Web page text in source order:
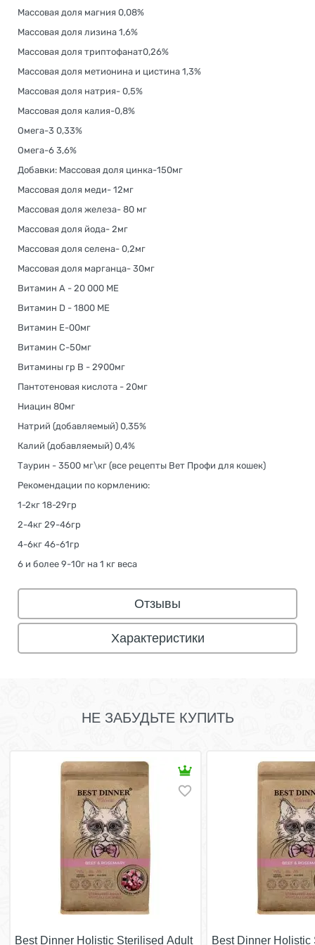
Массовая доля магния 0,08%
Массовая доля лизина 1,6%
Массовая доля триптофанат0,26%
Массовая доля метионина и цистина 1,3%
Массовая доля натрия- 0,5%
Массовая доля калия-0,8%
Омега-3 0,33%
Омега-6 3,6%
Добавки: Массовая доля цинка-150мг
Массовая доля меди- 12мг
Массовая доля железа- 80 мг
Массовая доля йода- 2мг
Массовая доля селена- 0,2мг
Массовая доля марганца- 30мг
Витамин А - 20 000 МЕ
Витамин D - 1800 МЕ
Витамин Е-00мг
Витамин С-50мг
Витамины гр В - 2900мг
Пантотеновая кислота - 20мг
Ниацин 80мг
Натрий (добавляемый) 0,35%
Калий (добавляемый) 0,4%
Таурин - 3500 мг\кг (все рецепты Вет Профи для кошек)
Рекомендации по кормлению:
1-2кг 18-29гр
2-4кг 29-46гр
4-6кг 46-61гр
6 и более 9-10г на 1 кг веса
Отзывы
Характеристики
НЕ ЗАБУДЬТЕ КУПИТЬ
Best Dinner Holistic Sterilised Adult
Best Dinner Holistic